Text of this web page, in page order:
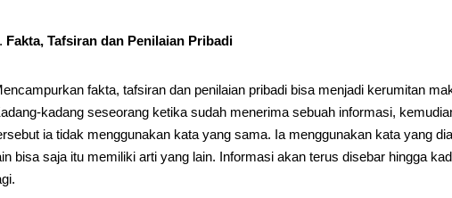
Fakta, Tafsiran dan Penilaian Pribadi
fakta, tafsiran dan penilaian pribadi bisa menjadi kerumitan
kadang seseorang ketika sudah menerima sebuah informasi,
ia tidak menggunakan kata yang sama. Ia menggunakan kata yang
bisa saja itu memiliki arti yang lain. Informasi akan terus disebar hingga